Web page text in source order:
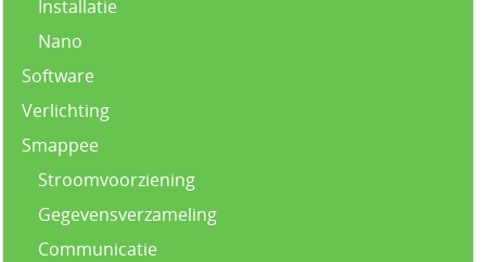
Installatie
Nano
Software
Verlichting
Smappee
Stroomvoorziening
Gegevensverzameling
Communicatie